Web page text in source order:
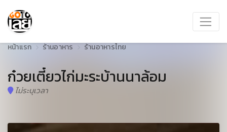
หน้าแรก ร้านอาหาร ร้านอาหารไทย
ก๋วยเตี๋ยวไก่มะระบ้านนาล้อม
ไม่ระบุเวลา